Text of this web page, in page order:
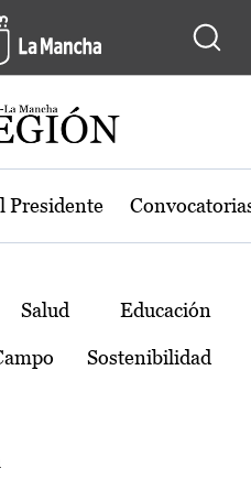
de Castilla-La
Presidente
Salud Educación
Sostenibilidad